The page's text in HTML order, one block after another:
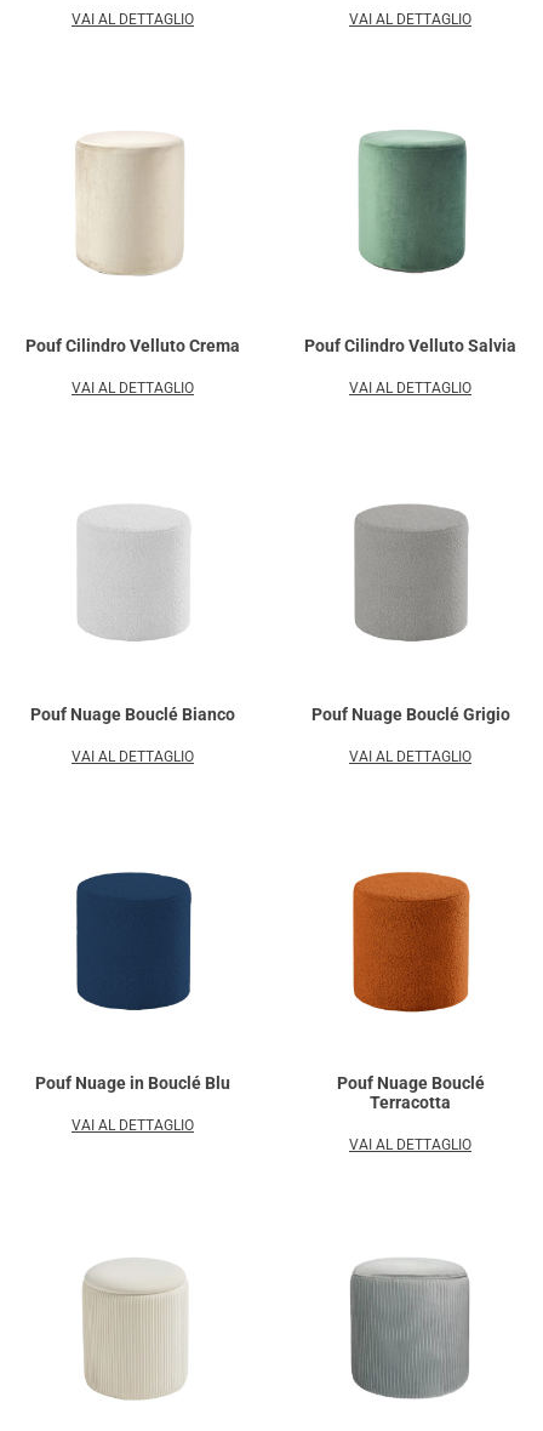
VAI AL DETTAGLIO VAI AL DETTAGLIO
Pouf Cilindro Velluto Crema
VAI AL DETTAGLIO
Pouf Cilindro Velluto Salvia
VAI AL DETTAGLIO
Pouf Nuage Bouclé Bianco
VAI AL DETTAGLIO
Pouf Nuage Bouclé Grigio
VAI AL DETTAGLIO
Pouf Nuage in Bouclé Blu
VAI AL DETTAGLIO
Pouf Nuage Bouclé
Terracotta
VAI AL DETTAGLIO